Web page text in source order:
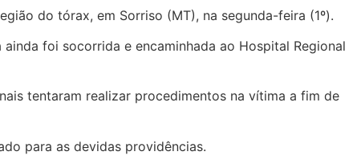
do tórax, em Sorriso (MT), na segunda-feira (1º).
foi socorrida e encaminhada ao Hospital Regional
tentaram realizar procedimentos na vítima a fim de
para as devidas providências.